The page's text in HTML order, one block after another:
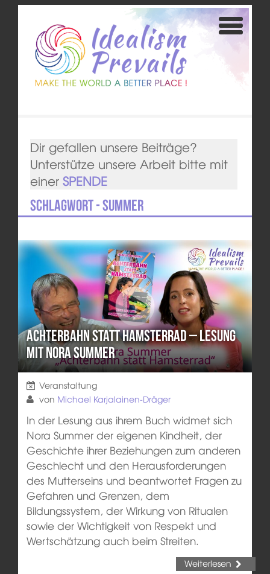
Dir gefallen unsere Beiträge?
Unterstütze unsere Arbeit bitte mit
einer SPENDE
Schlagwort - Summer
Achterbahn statt Hamsterrad – Lesung
mit Nora Summer
Veranstaltung
von Michael Karjalainen-Dräger
In der Lesung aus ihrem Buch widmet sich
Nora Summer der eigenen Kindheit, der
Geschichte ihrer Beziehungen zum anderen
Geschlecht und den Herausforderungen
des Mutterseins und beantwortet Fragen zu
Gefahren und Grenzen, dem
Bildungssystem, der Wirkung von Ritualen
sowie der Wichtigkeit von Respekt und
Wertschätzung auch beim Streiten.
Weiterlesen